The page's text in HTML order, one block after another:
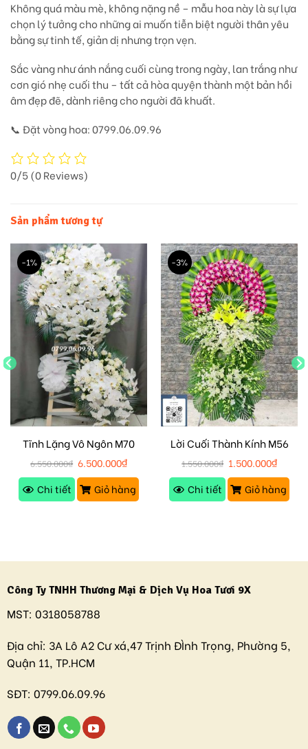
Không quá màu mè, không nặng nề – mẫu hoa này là sự lựa
chọn lý tưởng cho những ai muốn tiễn biệt người thân yêu
bằng sự tinh tế, giản dị nhưng trọn vẹn.
Sắc vàng như ánh nắng cuối cùng trong ngày, lan trắng như
cơn gió nhẹ cuối thu – tất cả hòa quyện thànhmột bản hồi
âm đẹp đẽ, dành riêng cho người đã khuất.
📞 Đặt vòng hoa: 0799.06.09.96
0/5(0 Reviews)
Sản phẩm tương tự
-1%
Tĩnh Lặng Vô Ngôn M70
6.550.000₫ 6.500.000₫
Chi tiết
Giỏ hàng
-3%
Lời Cuối Thành Kính M56
1.550.000₫ 1.500.000₫
Chi tiết
Giỏ hàng
Công Ty TNHH Thương Mại & Dịch Vụ Hoa Tươi 9X
MST: 0318058788
Địa chỉ: 3A Lô A2 Cư xá,47 Trịnh ĐÌnh Trọng, Phường 5,
Quận 11, TP.HCM
SĐT: 0799.06.09.96